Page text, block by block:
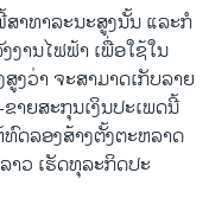
າທາລະນະສູງນັ້ນ ແລະກໍ
ານໄຟຟ້າ ເພື່ອໃຊ້ໃນ
ງວ່າ ຈະສາມາດເກັບລາຍ
າຍສະກຸນເງິນປະເພດນີ້
ດລອງສ້າງຕັ້ງຕະຫລາດ
າວ ເຮັດທຸລະກິດປະ